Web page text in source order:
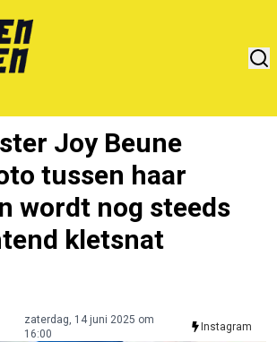
Joy Beune
tussen haar
wordt nog steeds
kletsnat
zaterdag, 14 juni 2025 om
16:00
Instagram